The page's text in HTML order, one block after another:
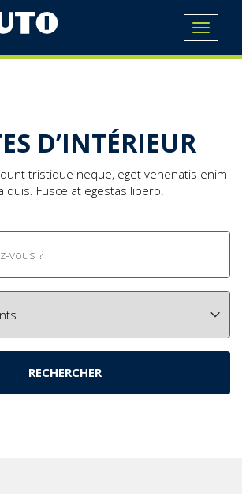
Toggle
D’INTÉRIEUR
tristique neque, eget venenatis enim
quis. Fusce at egestas libero.